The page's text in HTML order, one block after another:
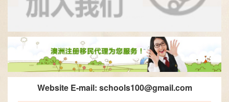
Website E-mail: schools100@gmail.com